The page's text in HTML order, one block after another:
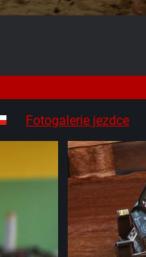
Fotogalerie jezdce